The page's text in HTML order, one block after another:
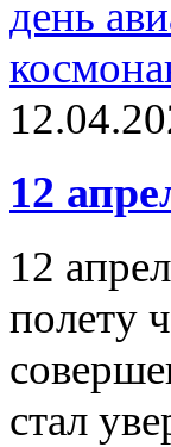
12
12
полету
стал